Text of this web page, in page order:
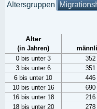
Altersgruppen
Alter
(in Jahren)
0 bis unter 3
352
3 bis unter 6
351
6 bis unter 10
446
10 bis unter 16
690
16 bis unter 18
216
18 bis unter 20
278